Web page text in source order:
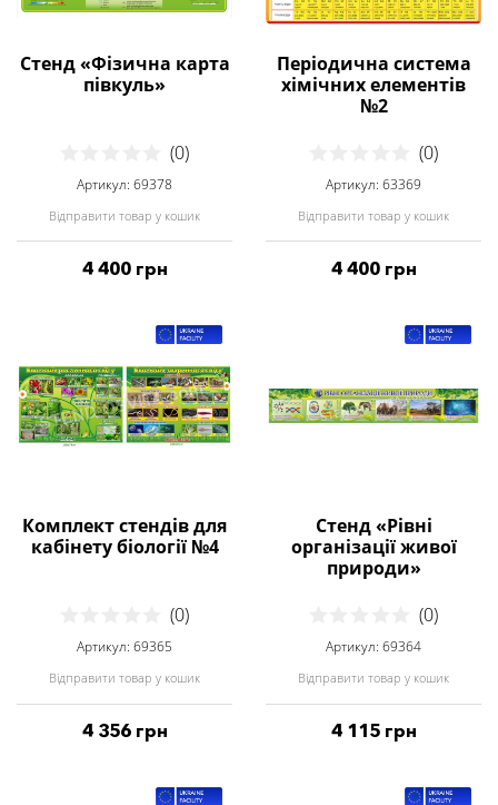
Стенд «Фізична карта
півкуль»
(0)
Артикул: 69378
Відправити товар у кошик
4 400 грн
Періодична система
хімічних елементів
№2
(0)
Артикул: 63369
Відправити товар у кошик
4 400 грн
Комплект стендів для
кабінету біології №4
(0)
Артикул: 69365
Відправити товар у кошик
4 356 грн
Стенд «Рівні
організації живої
природи»
(0)
Артикул: 69364
Відправити товар у кошик
4 115 грн